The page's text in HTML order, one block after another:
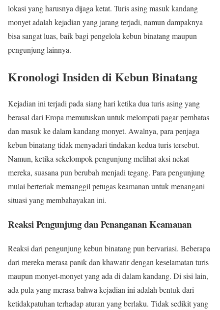
lokasi yang harusnya dijaga ketat. Turis asing masuk kandang
monyet adalah kejadian yang jarang terjadi, namun dampaknya
bisa sangat luas, baik bagi pengelola kebun binatang maupun
pengunjung lainnya.
Kronologi Insiden di Kebun Binatang
Kejadian ini terjadi pada siang hari ketika dua turis asing yang
berasal dari Eropa memutuskan untuk melompati pagar pembatas
dan masuk ke dalam kandang monyet. Awalnya, para penjaga
kebun binatang tidak menyadari tindakan kedua turis tersebut.
Namun, ketika sekelompok pengunjung melihat aksi nekat
mereka, suasana pun berubah menjadi tegang. Para pengunjung
mulai berteriak memanggil petugas keamanan untuk menangani
situasi yang membahayakan ini.
Reaksi Pengunjung dan Penanganan Keamanan
Reaksi dari pengunjung kebun binatang pun bervariasi. Beberapa
dari mereka merasa panik dan khawatir dengan keselamatan turis
maupun monyet-monyet yang ada di dalam kandang. Di sisi lain,
ada pula yang merasa bahwa kejadian ini adalah bentuk dari
ketidakpatuhan terhadap aturan yang berlaku. Tidak sedikit yang